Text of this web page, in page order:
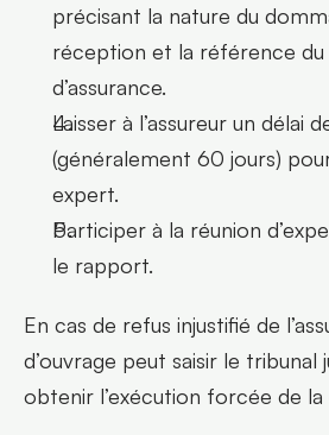
précisant la nature du
réception et la référence
d’assurance.
Laisser à l’assureur un délai
(généralement 60 jours)
expert.
Participer à la réunion
le rapport.
En cas de refus injustifié de
d’ouvrage peut saisir le tribunal
obtenir l’exécution forcée de la